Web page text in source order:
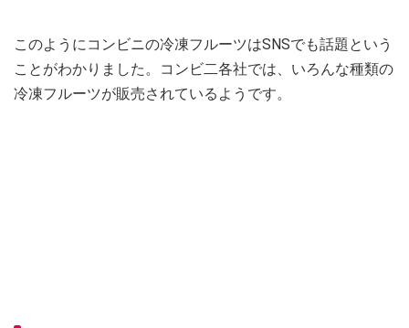
このようにコンビニの冷凍フルーツはSNSでも話題という
ことがわかりました。コンビ二各社では、いろんな種類の
冷凍フルーツが販売されているようです。